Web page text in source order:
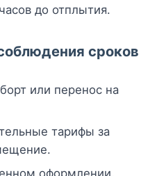
до отплытия.
сроков
или перенос на
тарифы за